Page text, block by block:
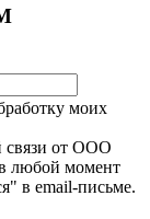
моих
связи от ООО
любой момент
в email-письме.